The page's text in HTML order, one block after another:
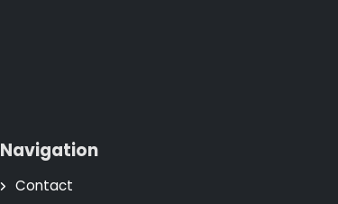
Navigation
Contact